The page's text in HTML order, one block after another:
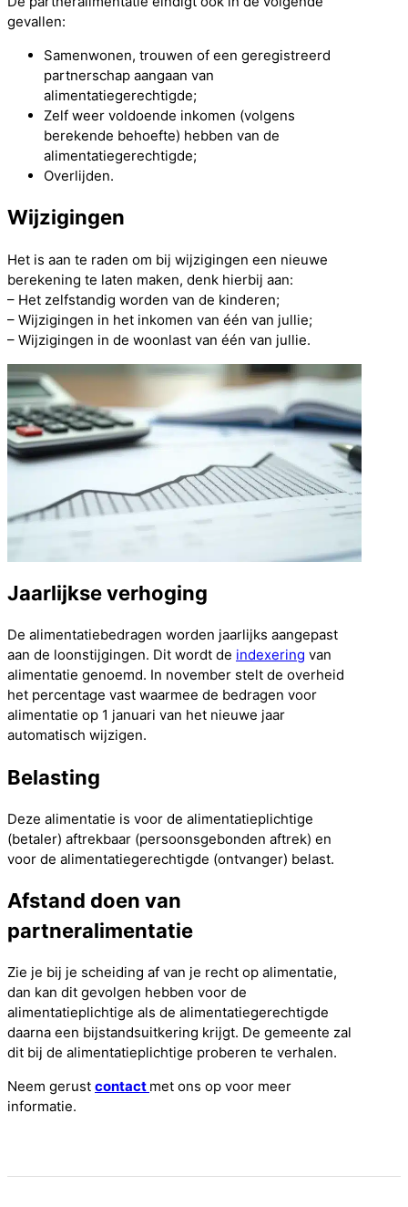
gevallen:
Samenwonen, trouwen of een geregistreerd
partnerschap aangaan van
alimentatiegerechtigde;
Zelf weer voldoende inkomen (volgens
berekende behoefte) hebben van de
alimentatiegerechtigde;
Overlijden.
Wijzigingen
Het is aan te raden om bij wijzigingen een nieuwe
berekening te laten maken, denk hierbij aan:
– Het zelfstandig worden van de kinderen;
– Wijzigingen in het inkomen van één van jullie;
– Wijzigingen in de woonlast van één van jullie.
Jaarlijkse verhoging
De alimentatiebedragen worden jaarlijks aangepast
aan de loonstijgingen. Dit wordt de indexering van
alimentatie genoemd. In november stelt de overheid
het percentage vast waarmee de bedragen voor
alimentatie op 1 januari van het nieuwe jaar
automatisch wijzigen.
Belasting
Deze alimentatie is voor de alimentatieplichtige
(betaler) aftrekbaar (persoonsgebonden aftrek) en
voor de alimentatiegerechtigde (ontvanger) belast.
Afstand doen van
partneralimentatie
Zie je bij je scheiding af van je recht op alimentatie,
dan kan dit gevolgen hebben voor de
alimentatieplichtige als de alimentatiegerechtigde
daarna een bijstandsuitkering krijgt. De gemeente zal
dit bij de alimentatieplichtige proberen te verhalen.
Neem gerust contact met ons op voor meer
informatie.